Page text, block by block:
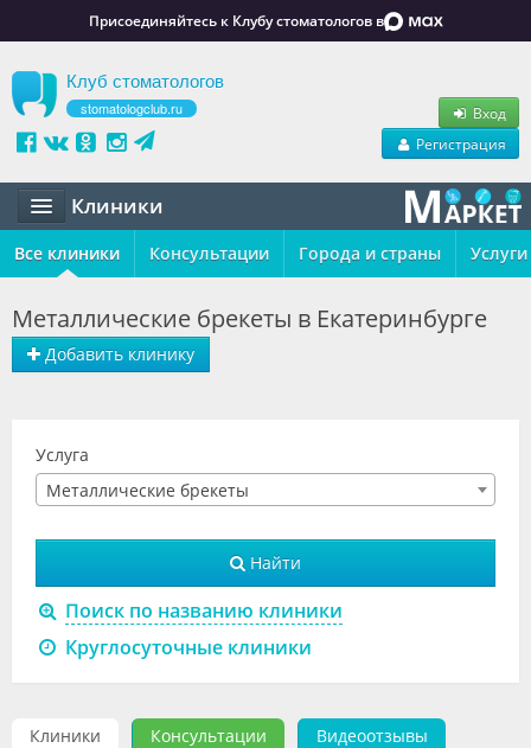
Присоединяйтесь к Клубу стоматологов в
Клуб стоматологов
stomatologclub.ru
Вход
Регистрация
Клиники
Статьи
Обучение
Резюме
Объявления
Форум
Клиники
Все клиники Консультации Города и страны Услуги
Добавить клинику
Металлические брекеты в Екатеринбурге
Услуга
Металлические брекеты
Найти
Поиск по названию клиники
Круглосуточные клиники
Клиники Консультации Видеоотзывы